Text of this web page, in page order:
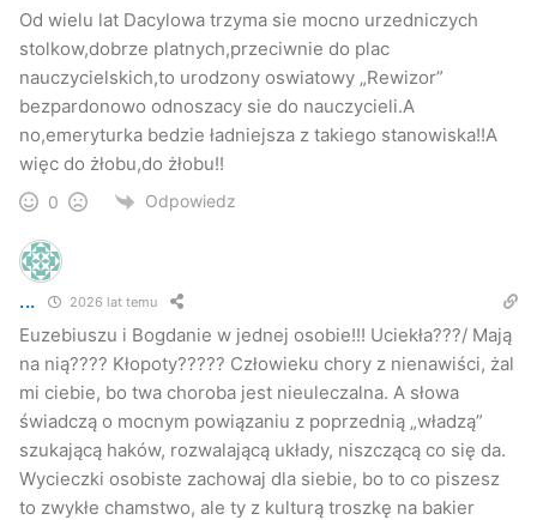
Od wielu lat Dacylowa trzyma sie mocno urzedniczych
stolkow,dobrze platnych,przeciwnie do plac
nauczycielskich,to urodzony oswiatowy „Rewizor”
bezpardonowo odnoszacy sie do nauczycieli.A
no,emeryturka bedzie ładniejsza z takiego stanowiska!!A
więc do żłobu,do żłobu!!
0 Odpowiedz
... 2026 lat temu
Euzebiuszu i Bogdanie w jednej osobie!!! Uciekła???/ Mają
na nią???? Kłopoty????? Człowieku chory z nienawiści, żal
mi ciebie, bo twa choroba jest nieuleczalna. A słowa
świadczą o mocnym powiązaniu z poprzednią „władzą”
szukającą haków, rozwalającą układy, niszczącą co się da.
Wycieczki osobiste zachowaj dla siebie, bo to co piszesz
to zwykłe chamstwo, ale ty z kulturą troszkę na bakier